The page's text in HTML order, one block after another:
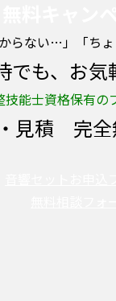
らない…」「ち
でも、お
技能士資格保有の
見積 完全